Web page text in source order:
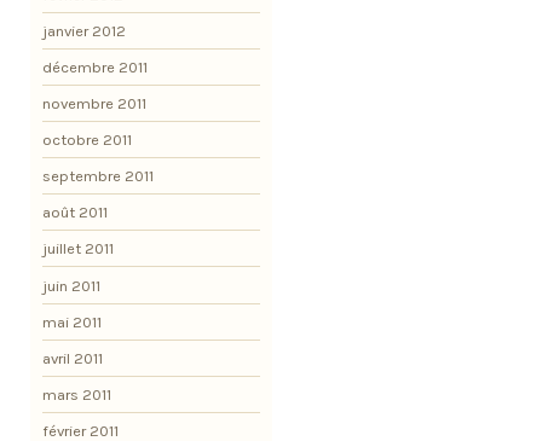
janvier 2012
décembre 2011
novembre 2011
octobre 2011
septembre 2011
août 2011
juillet 2011
juin 2011
mai 2011
avril 2011
mars 2011
février 2011